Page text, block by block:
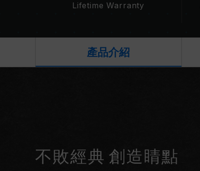
Lifetime Warranty
產品介紹
不敗經典 創造睛點